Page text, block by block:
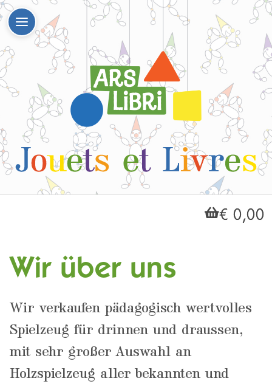
€ 0,00
Wir über uns
Wir verkaufen pädagogisch wertvolles
Spielzeug für drinnen und draussen,
mit sehr großer Auswahl an
Holzspielzeug aller bekannten und